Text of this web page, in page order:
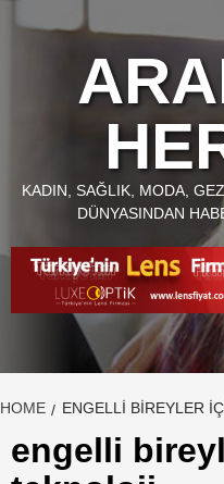
KADIN, SAĞLIK, MODA,
DÜNYASINDAN
HOME ENGELLI BIREYLER
engelli